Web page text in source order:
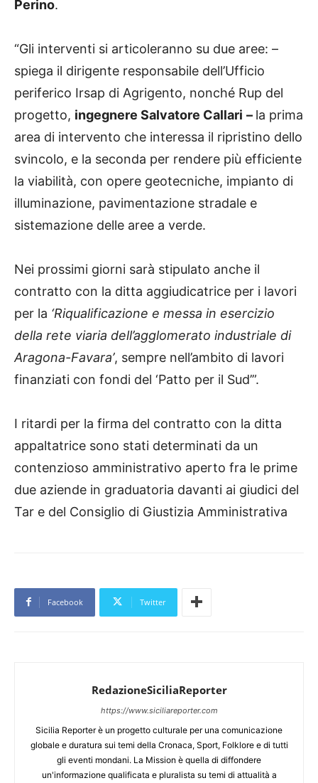
Perino.
“Gli interventi si articoleranno su due aree: –
spiega il dirigente responsabile dell’Ufficio
periferico Irsap di Agrigento, nonché Rup del
progetto, ingegnere Salvatore Callari – la prima
area di intervento che interessa il ripristino dello
svincolo, e la seconda per rendere più efficiente
la viabilità, con opere geotecniche, impianto di
illuminazione, pavimentazione stradale e
sistemazione delle aree a verde.
Nei prossimi giorni sarà stipulato anche il
contratto con la ditta aggiudicatrice per i lavori
per la ‘Riqualificazione e messa in esercizio
della rete viaria dell’agglomerato industriale di
Aragona-Favara’, sempre nell’ambito di lavori
finanziati con fondi del ‘Patto per il Sud’”.
I ritardi per la firma del contratto con la ditta
appaltatrice sono stati determinati da un
contenzioso amministrativo aperto fra le prime
due aziende in graduatoria davanti ai giudici del
Tar e del Consiglio di Giustizia Amministrativa
Facebook Twitter
RedazioneSiciliaReporter
https://www.siciliareporter.com
Sicilia Reporter è un progetto culturale per una comunicazione
globale e duratura sui temi della Cronaca, Sport, Folklore e di tutti
gli eventi mondani. La Mission è quella di diffondere
un'informazione qualificata e pluralista su temi di attualità a